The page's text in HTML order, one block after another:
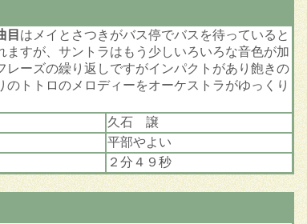
目 はメイとさつきがバス停でバスを待っていると
ますが、サントラはもう少しいろいろな音色が加
レーズの繰り返しですがインパクトがあり飽きの
のトトロのメロディーをオーケストラがゆっくり
久石 譲
平部やよい
２分４９秒